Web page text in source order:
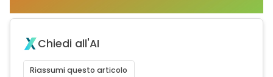
Chiedi all'AI
Riassumi questo articolo